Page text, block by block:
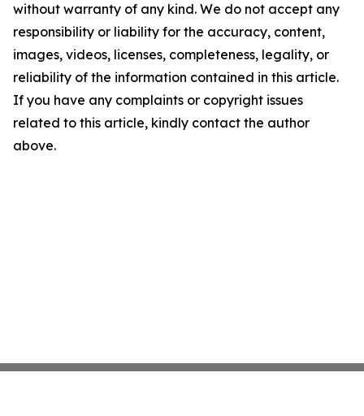
without warranty of any kind. We do not accept any
responsibility or liability for the accuracy, content,
images, videos, licenses, completeness, legality, or
reliability of the information contained in this article.
If you have any complaints or copyright issues
related to this article, kindly contact the author
above.